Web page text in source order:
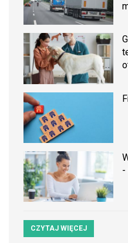
-
CZYTAJ WIĘCEJ